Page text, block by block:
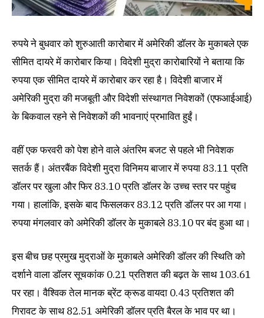
रुपये ने बुधवार को शुरुआती कारोबार में अमेरिकी डॉलर के मुकाबले एक
सीमित दायरे में कारोबार किया। विदेशी मुद्रा कारोबारियों ने बताया कि
रुपया एक सीमित दायरे में कारोबार कर रहा है। विदेशी बाजार में
अमेरिकी मुद्रा की मजबूती और विदेशी संस्थागत निवेशकों (एफआईआई)
के बिकवाल रहने से निवेशकों की भावनाएं प्रभावित हुईं।
वहीं एक फरवरी को पेश होने वाले अंतरिम बजट से पहले भी निवेशक
सतर्क हैं। अंतरबैंक विदेशी मुद्रा विनिमय बाजार में रुपया 83.11 प्रति
डॉलर पर खुला और फिर 83.10 प्रति डॉलर के उच्च स्तर पर पहुंच
गया। हालांकि, इसके बाद फिसलकर 83.12 प्रति डॉलर पर आ गया।
रुपया मंगलवार को अमेरिकी डॉलर के मुकाबले 83.10 पर बंद हुआ था।
इस बीच छह प्रमुख मुद्राओं के मुकाबले अमेरिकी डॉलर की स्थिति को
दर्शाने वाला डॉलर सूचकांक 0.21 प्रतिशत की बढ़त के साथ 103.61
पर रहा। वैश्विक तेल मानक ब्रेंट क्रूड वायदा 0.43 प्रतिशत की
गिरावट के साथ 82.51 अमेरिकी डॉलर प्रति बैरल के भाव पर था।